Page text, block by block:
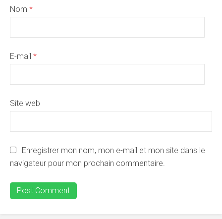
Nom *
E-mail *
Site web
Enregistrer mon nom, mon e-mail et mon site dans le
navigateur pour mon prochain commentaire.